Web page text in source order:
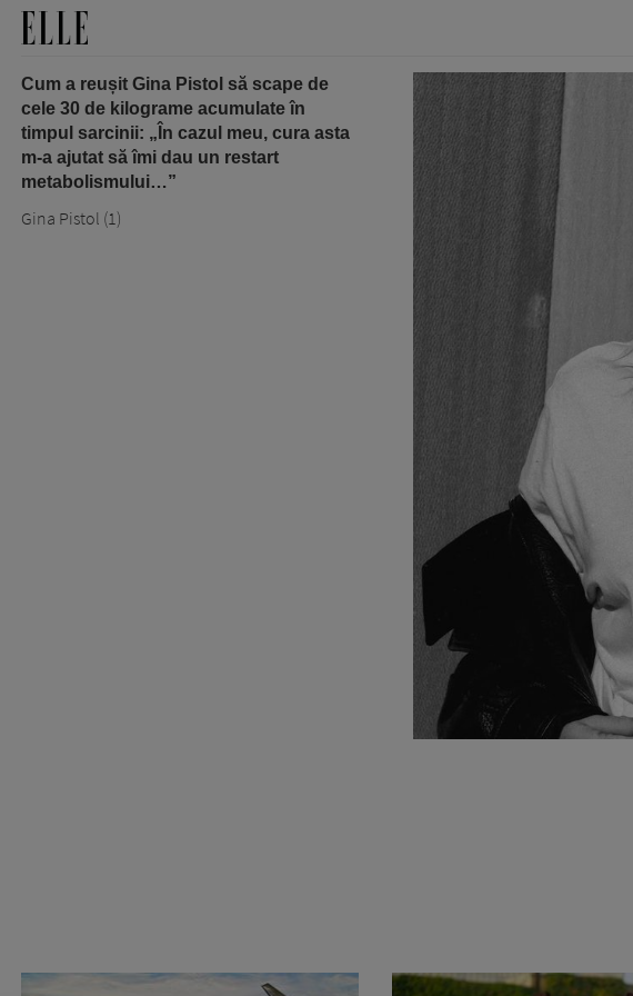
Cum a reușit Gina Pistol să scape de
cele 30 de kilograme acumulate în
timpul sarcinii: „În cazul meu, cura asta
m-a ajutat să îmi dau un restart
metabolismului…”
Gina Pistol (1)